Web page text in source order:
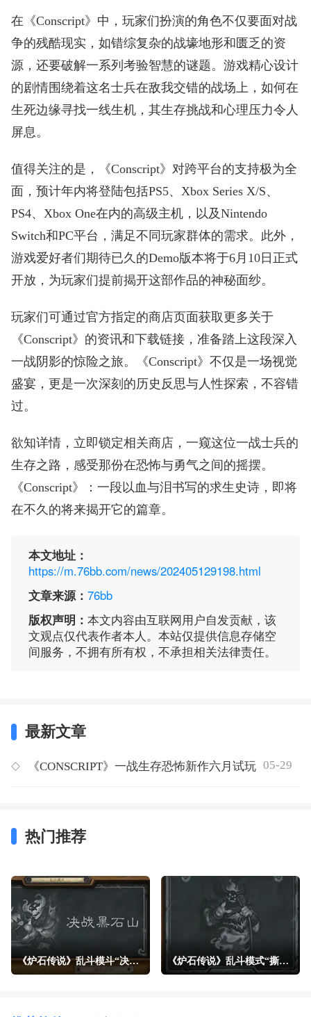
在《Conscript》中，玩家们扮演的角色不仅要面对战
争的残酷现实，如错综复杂的战壕地形和匮乏的资
源，还要破解一系列考验智慧的谜题。游戏精心设计
的剧情围绕着这名士兵在敌我交错的战场上，如何在
生死边缘寻找一线生机，其生存挑战和心理压力令人
屏息。
值得关注的是，《Conscript》对跨平台的支持极为全
面，预计年内将登陆包括PS5、Xbox Series X/S、
PS4、Xbox One在内的高级主机，以及Nintendo
Switch和PC平台，满足不同玩家群体的需求。此外，
游戏爱好者们期待已久的Demo版本将于6月10日正式
开放，为玩家们提前揭开这部作品的神秘面纱。
玩家们可通过官方指定的商店页面获取更多关于
《Conscript》的资讯和下载链接，准备踏上这段深入
一战阴影的惊险之旅。《Conscript》不仅是一场视觉
盛宴，更是一次深刻的历史反思与人性探索，不容错
过。
欲知详情，立即锁定相关商店，一窥这位一战士兵的
生存之路，感受那份在恐怖与勇气之间的摇摆。
《Conscript》：一段以血与泪书写的求生史诗，即将
在不久的将来揭开它的篇章。
本文地址：
https://m.76bb.com/news/202405129198.html
文章来源： 76bb
版权声明： 本文内容由互联网用户自发贡献，该
文观点仅代表作者本人。本站仅提供信息存储空
间服务，不拥有所有权，不承担相关法律责任。
最新文章
◇ 《CONSCRIPT》一战生存恐怖新作六月试玩 05-29
热门推荐
《炉石传说》乱斗模斗“决战黑石山”现已开放 《炉石传说》乱斗模式“撕牌大战”现已开放